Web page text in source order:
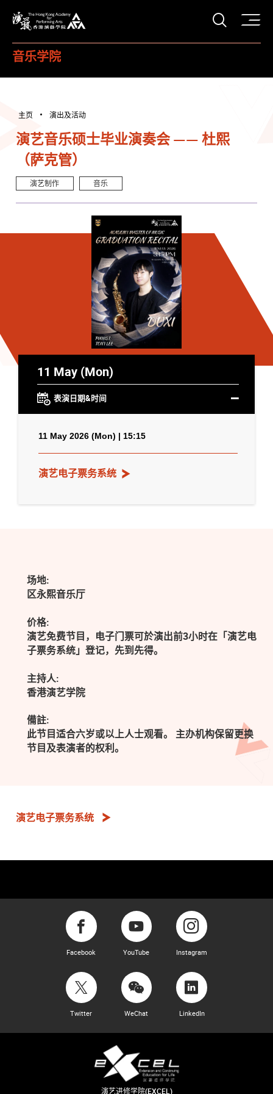
打开
音乐学院
主页 演出及活动
演艺音乐硕士毕业演奏会 —— 杜熙
（萨克管）
演艺制作 音乐
11 May (Mon)
表演日期&时间
11 May 2026 (Mon) | 15:15
演艺电子票务系统
场地:
区永熙音乐厅
价格:
演艺免费节目，电子门票可於演出前3小时在「演艺电
子票务系统」登记，先到先得。
主持人:
香港演艺学院
備註:
此节目适合六岁或以上人士观看。 主办机构保留更换
节目及表演者的权利。
演艺电子票务系统
Facebook YouTube Instagram
Twitter WeChat LinkedIn
演艺进修学院(EXCEL)